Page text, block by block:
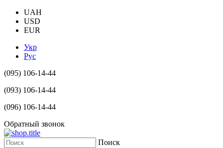
UAH
USD
EUR
Укр
Рус
(095) 106-14-44
(093) 106-14-44
(096) 106-14-44
Обратный звонок
Поиск